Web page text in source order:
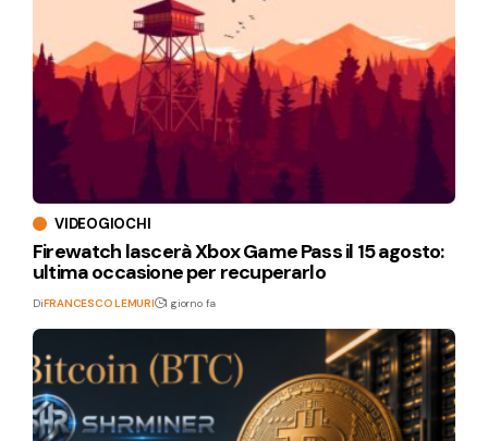
VIDEOGIOCHI
Firewatch lascerà Xbox Game Pass il 15 agosto:
ultima occasione per recuperarlo
DiFRANCESCO LEMURI 1 giorno fa